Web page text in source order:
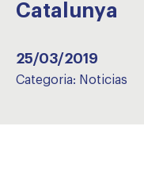
Catalunya
25/03/2019
Categoria: Noticias